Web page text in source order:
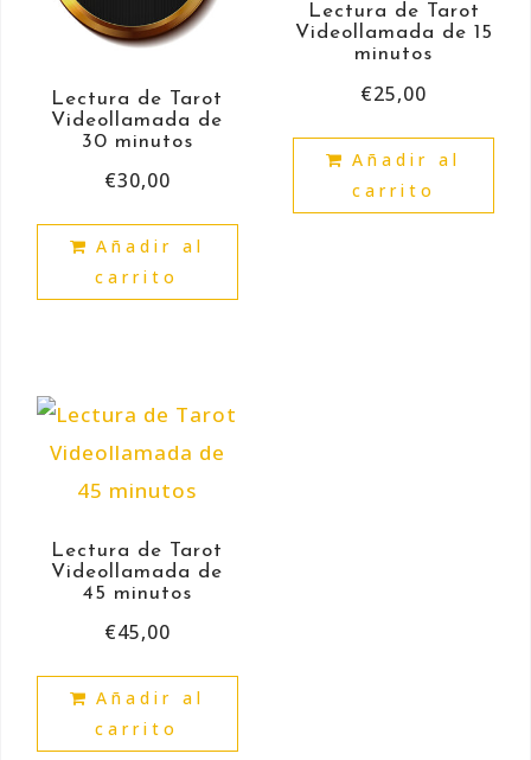
Lectura de Tarot
Videollamada de
30 minutos
€30,00
Añadir al
carrito
Lectura de Tarot
Videollamada de 15
minutos
€25,00
Añadir al
carrito
Lectura de Tarot
Videollamada de
45 minutos
€45,00
Añadir al
carrito